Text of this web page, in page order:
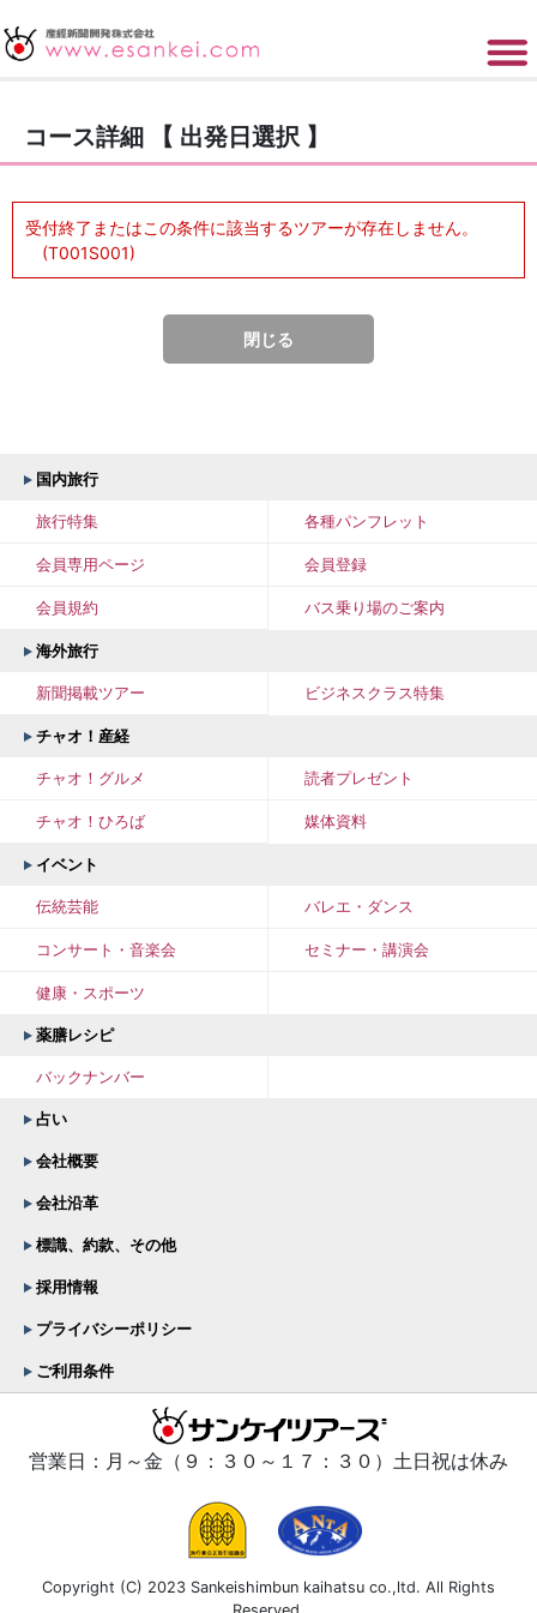
コース詳細 【 出発日選択 】
受付終了またはこの条件に該当するツアーが存在しません。
(T001S001)
閉じる
国内旅行
旅行特集 各種パンフレット
会員専用ページ 会員登録
会員規約 バス乗り場のご案内
海外旅行
新聞掲載ツアー ビジネスクラス特集
チャオ！産経
チャオ！グルメ 読者プレゼント
チャオ！ひろば 媒体資料
イベント
伝統芸能 バレエ・ダンス
コンサート・音楽会 セミナー・講演会
健康・スポーツ
薬膳レシピ
バックナンバー
占い
会社概要
会社沿革
標識、約款、その他
採用情報
プライバシーポリシー
ご利用条件
営業日：月～金（９：３０～１７：３０）土日祝は休み
Copyright (C) 2023 Sankeishimbun kaihatsu co.,ltd. All Rights